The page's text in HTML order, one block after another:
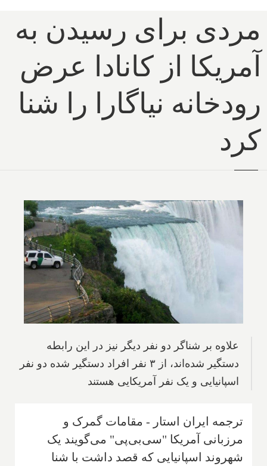
مردی برای رسیدن به
آمریکا از کانادا عرض
رودخانه نیاگارا را شنا
کرد
علاوه بر شنا‌گر دو نفر دیگر نیز در این رابطه
دستگیر شده‌اند، از ۳ نفر افراد دستگیر شده دو نفر
اسپانیایی و یک نفر آمریکایی هستند
ترجمه ایران استار - مقامات گمرک و
مرز‌بانی آمریکا "سی‌بی‌پی" می‌گویند یک
شهر‌وند اسپانیایی که قصد داشت با شنا